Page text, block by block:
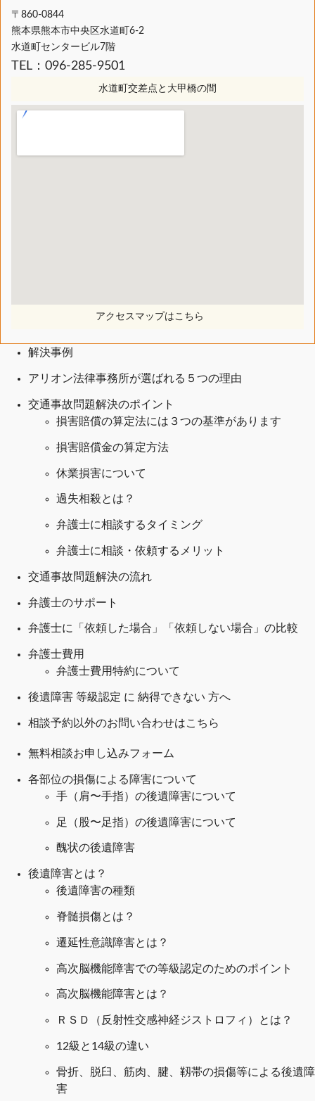
〒860-0844
熊本県熊本市中央区水道町6-2
水道町センタービル7階
TEL：096-285-9501
水道町交差点と大甲橋の間
アクセスマップはこちら
解決事例
アリオン法律事務所が選ばれる５つの理由
交通事故問題解決のポイント
損害賠償の算定法には３つの基準があります
損害賠償金の算定方法
休業損害について
過失相殺とは？
弁護士に相談するタイミング
弁護士に相談・依頼するメリット
交通事故問題解決の流れ
弁護士のサポート
弁護士に「依頼した場合」「依頼しない場合」の比較
弁護士費用
弁護士費用特約について
後遺障害 等級認定 に 納得できない 方へ
相談予約以外のお問い合わせはこちら
無料相談お申し込みフォーム
各部位の損傷による障害について
手（肩〜手指）の後遺障害について
足（股〜足指）の後遺障害について
醜状の後遺障害
後遺障害とは？
後遺障害の種類
脊髄損傷とは？
遷延性意識障害とは？
高次脳機能障害での等級認定のためのポイント
高次脳機能障害とは？
ＲＳＤ（反射性交感神経ジストロフィ）とは？
12級と14級の違い
骨折、脱臼、筋肉、腱、靱帯の損傷等による後遺障
害